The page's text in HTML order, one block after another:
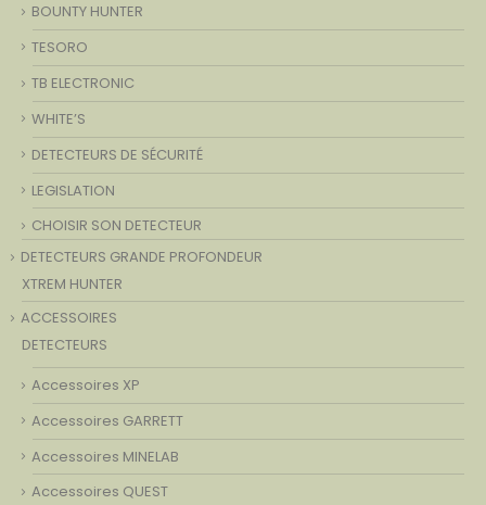
BOUNTY HUNTER
TESORO
TB ELECTRONIC
WHITE’S
DETECTEURS DE SÉCURITÉ
LEGISLATION
CHOISIR SON DETECTEUR
DETECTEURS GRANDE PROFONDEUR
XTREM HUNTER
ACCESSOIRES
DETECTEURS
Accessoires XP
Accessoires GARRETT
Accessoires MINELAB
Accessoires QUEST